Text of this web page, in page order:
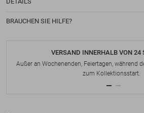
BRAUCHEN SIE HILFE?
VERSAND INNERHALB VON 24
Außer an Wochenenden, Feiertagen, während
zum Kollektionsstart.